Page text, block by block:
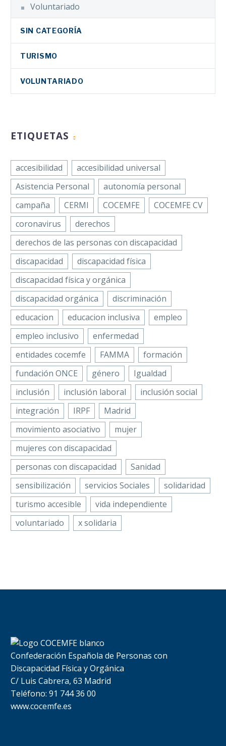
Voluntariado
SIN CATEGORÍA
TURISMO
VOLUNTARIADO
ETIQUETAS
accesibilidad
accesibilidad universal
Asistencia Personal
autonomía personal
campaña
CERMI COCEMFE
COCEMFE CV
coronavirus
derechos
derechos de las personas con discapacidad
discapacidad
discapacidad física
discapacidad física y orgánica
discapacidad orgánica
discriminación
educacion
educacion inclusiva
empleo
empleo inclusivo
enfermedad
entidades cocemfe
FAMMA
formación
fundación ONCE
género
Igualdad
inclusión
inclusión laboral
inclusión social
integración
IRPF
Madrid
movimiento asociativo
mujer
mujeres con discapacidad
personas con discapacidad
Sanidad
sensibilización
servicios Sociales
solidaridad
turismo accesible
vida independiente
voluntariado
x solidaria
Confederación Española de Personas con
Discapacidad Física y Orgánica
C/ Luis Cabrera, 63 Madrid
Teléfono: 91 744 36 00
www.cocemfe.es